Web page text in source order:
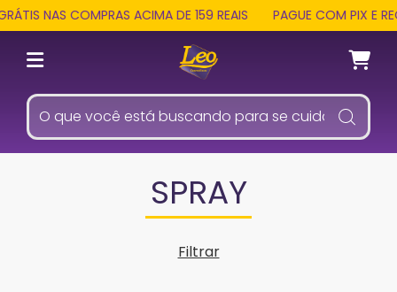
NAS COMPRAS ACIMA DE 159 REAIS PAGUE COM PIX E
SPRAY
Filtrar